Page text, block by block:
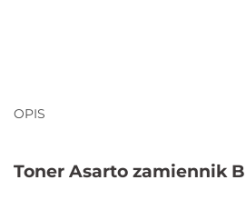
OPIS
Toner Asarto zamiennik